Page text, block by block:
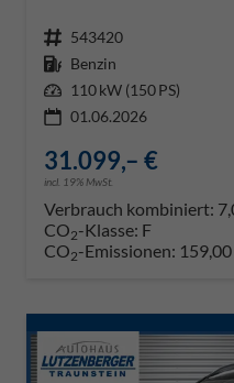
Fahrzeugnr. 543420
Kraftstoff Benzin
Leistung 110 kW (150 PS)
01.06.2026
31.099,– €
incl. 19% MwSt.
Verbrauch kombiniert:
CO2-Klasse: F
CO2-Emissionen: